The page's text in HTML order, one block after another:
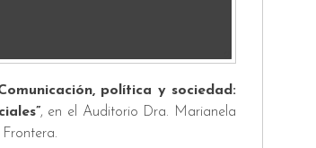
política y sociedad:
, en el Auditorio Dra. Marianela